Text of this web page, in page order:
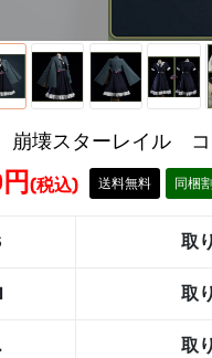
崩壊スターレイル
円 (税込) 送料無料 同梱
取
取
取